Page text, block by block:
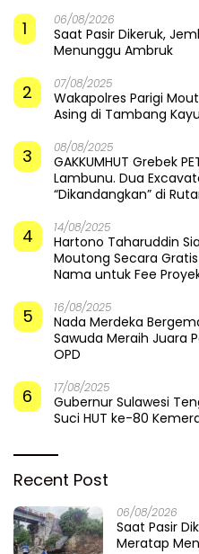
1
06/08/2026
Saat Pasir Dikeruk,
Menunggu Ambruk
2 07/08/2025
Wakapolres Parigi
Asing di Tambang
3 08/08/2025
GAKKUMHUT Grebek
Lambunu. Dua
“Dikandangkan” di
4 14/08/2025
Hartono Taharuddin
Moutong Secara
Nama untuk Fee
5 16/08/2025
Nada Merdeka
Sawuda Meraih Juara
OPD
6 17/08/2025
Gubernur Sulawesi
Suci HUT ke-80
Recent Post
06/08/2026
Saat Pasir
Meratap